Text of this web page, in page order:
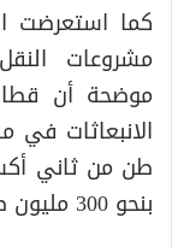
كما استعرضت
مشروعات
طن من ثاني
بنحو 300 مليون طن وفق البيانات البيئية المتاحة.